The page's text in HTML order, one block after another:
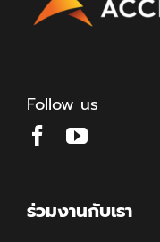
Follow us
ร่วมงานกับเรา